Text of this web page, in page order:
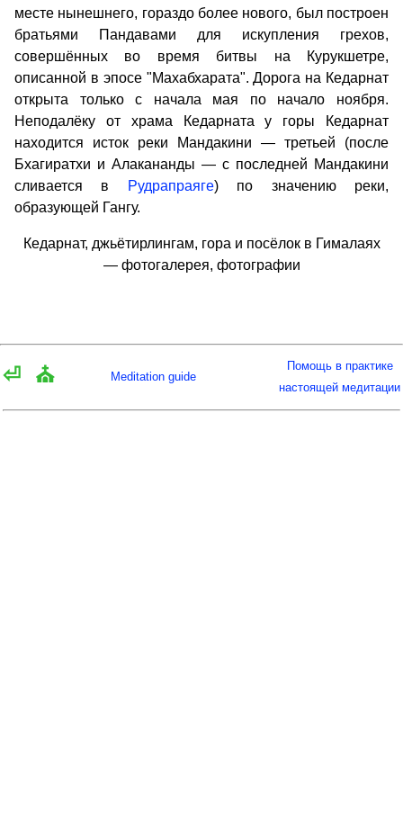
месте нынешнего, гораздо более нового, был построен
братьями Пандавами для искупления грехов,
совершённых во время битвы на Курукшетре,
описанной в эпосе "Махабхарата". Дорога на Кедарнат
открыта только с начала мая по начало ноября.
Неподалёку от храма Кедарната у горы Кедарнат
находится исток реки Мандакини — третьей (после
Бхагиратхи и Алакананды — с последней Мандакини
сливается в
Рудрапраяге) по значению реки,
образующей Гангу.
Кедарнат, джьётирлингам, гора и посёлок в Гималаях
— фотогалерея, фотографии
⏎ ⛪ Meditation guide
Помощь в практике
настоящей медитации